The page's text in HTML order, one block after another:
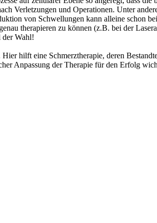
Verletzungen und Operationen. Unter
von Schwellungen kann alleine schon
therapieren zu können (z.B. bei der
der Wahl!
hilft eine Schmerztherapie, deren
Anpassung der Therapie für den Erfolg